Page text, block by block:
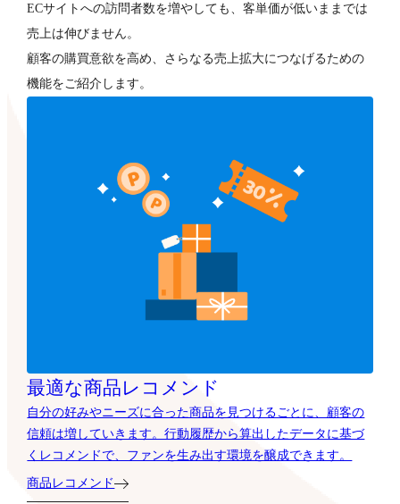
ECサイトへの訪問者数を増やしても、客単価が低いままでは
売上は伸びません。
顧客の購買意欲を高め、さらなる売上拡大につなげるための
機能をご紹介します。
最適な商品レコメンド
自分の好みやニーズに合った商品を見つけるごとに、顧客の
信頼は増していきます。行動履歴から算出したデータに基づ
くレコメンドで、ファンを生み出す環境を醸成できます。
商品レコメンド